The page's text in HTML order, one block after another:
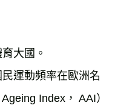
大國。
運動頻率在歐洲名
Index， AAI）